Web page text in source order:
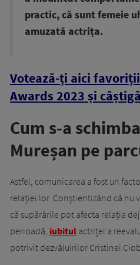
practic, că sunt femeie
amuzată actrița.
Votează-ți aici favoriții
Awards 2023 și
Cum s-a
Mureșan pe
Astfel, comunicarea a fost un
relației lor. Conștientizând că nu
că supărările pot afecta relația
perioadă, iubitul actriței a
potrivit dezvăluirilor Cristinei